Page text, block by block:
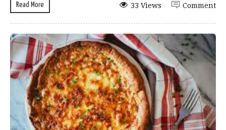
Read More Comment
33 Views